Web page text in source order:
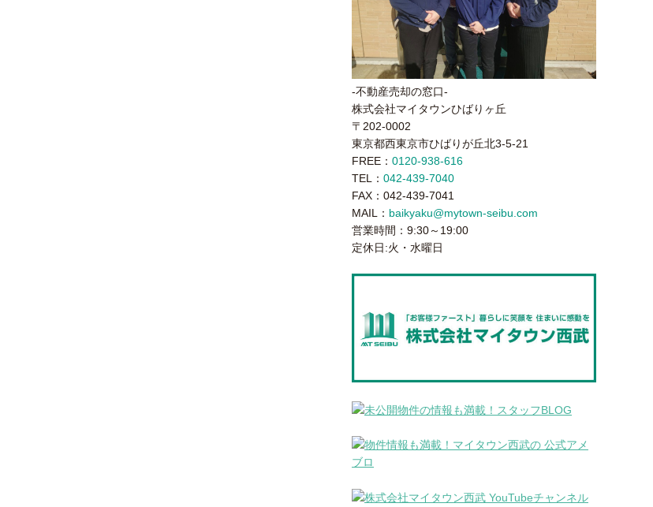
-不動産売却の窓口-
株式会社マイタウンひばりヶ丘
〒202-0002
東京都西東京市ひばりが丘北3-5-21
FREE： 0120-938-616
TEL： 042-439-7040
FAX：042-439-7041
MAIL： baikyaku@mytown-seibu.com
営業時間：9:30～19:00
定休日:火・水曜日